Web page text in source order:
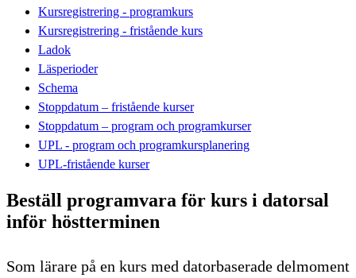
Kursregistrering - programkurs
Kursregistrering - fristående kurs
Ladok
Läsperioder
Schema
Stoppdatum – fristående kurser
Stoppdatum – program och programkurser
UPL - program och programkursplanering
UPL-fristående kurser
Beställ programvara för kurs i datorsal
inför höstterminen
Som lärare på en kurs med datorbaserade delmoment